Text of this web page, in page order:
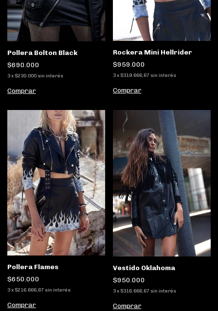
Pollera Bolton Black
$690.000
3x $230.000 sin interés
Comprar
Rockera Mini Hellrider
$959.000
3 x $319.666,67 sin interés
Comprar
Pollera Flames
$650.000
3x $216.666,67 sin interés
Comprar
Vestido Oklahoma
$950.000
3 x $316.666,67 sin interés
Comprar